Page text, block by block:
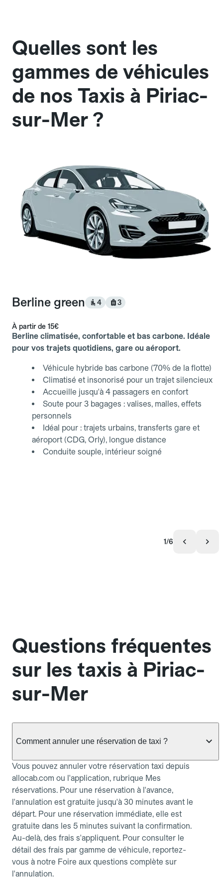
Quelles sont les
gammes de véhicules
de nos Taxis à Piriac-
sur-Mer ?
Berline green 4 3
À partir de 15€
Berline climatisée, confortable et bas carbone. Idéale
pour vos trajets quotidiens, gare ou aéroport.
Véhicule hybride bas carbone (70% de la flotte)
Climatisé et insonorisé pour un trajet silencieux
Accueille jusqu'à 4 passagers en confort
Soute pour 3 bagages : valises, malles, effets
personnels
Idéal pour : trajets urbains, transferts gare et
aéroport (CDG, Orly), longue distance
Conduite souple, intérieur soigné
1/6
Questions fréquentes
sur les taxis à Piriac-
sur-Mer
Comment annuler une réservation de taxi ?
Vous pouvez annuler votre réservation taxi depuis
allocab.com ou l'application, rubrique Mes
réservations. Pour une réservation à l'avance,
l'annulation est gratuite jusqu'à 30 minutes avant le
départ. Pour une réservation immédiate, elle est
gratuite dans les 5 minutes suivant la confirmation.
Au-delà, des frais s'appliquent. Pour consulter le
détail des frais par gamme de véhicule, reportez-
vous à notre Foire aux questions complète sur
l'annulation.